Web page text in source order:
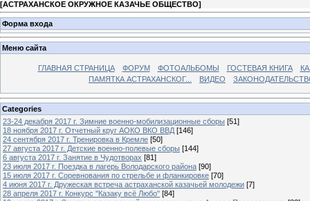
[АСТРАХАНСКОЕ ОКРУЖНОЕ КАЗАЧЬЕ ОБЩЕСТВО]
Форма входа
Меню сайта
ГЛАВНАЯ СТРАНИЦА ФОРУМ ФОТОАЛЬБОМЫ ГОСТЕВАЯ КНИГА
ПАМЯТКА АСТРАХАНСКОГ...
ВИДЕО
Categories
23-24 декабря 2017 г. Зимние военно-мобилизационные сборы [51]
18 ноября 2017 г. Отчетный круг АОКО ВКО ВВД [146]
24 сентября 2017 г. Тренировка в Кремле [50]
27 августа 2017 г. Детские военно-полевые сборы [144]
6 августа 2017 г. Занятие в Чудотворах [81]
23 июля 2017 г. Поездка в лагерь Володарского района [90]
15 июля 2017 г. Соревнования по стрельбе и фланкировке [70]
4 июня 2017 г. Дружеская встреча астраханской казачьей молодежи [7]
28 апреля 2017 г. Конкурс "Казаку всё Любо" [84]